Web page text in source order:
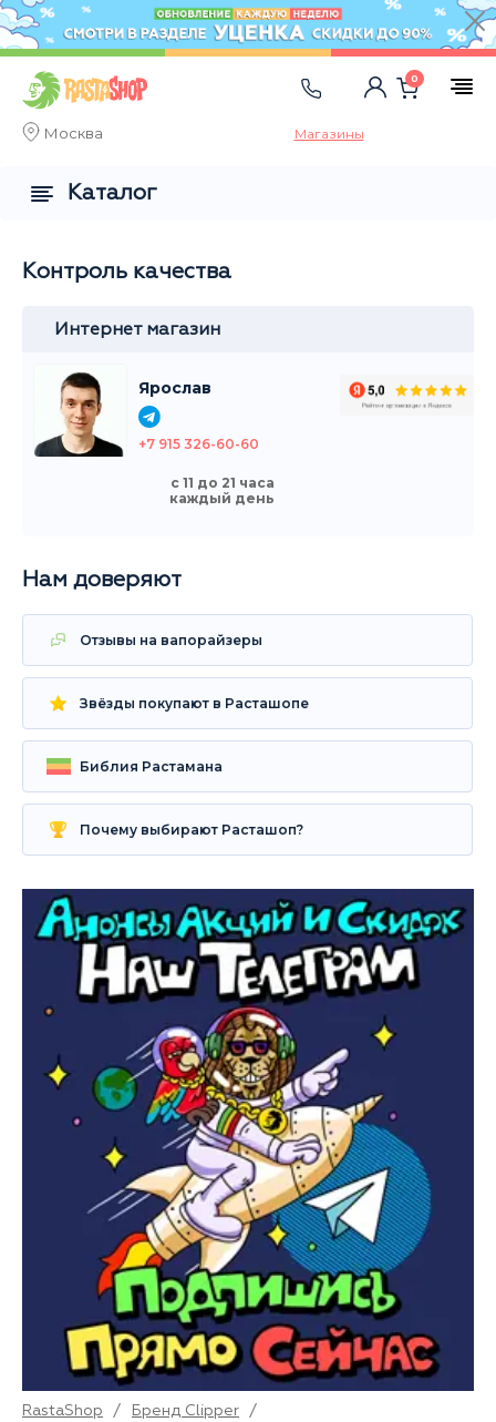
Москва Магазины
0
Контроль качества
Интернет магазин
Ярослав
+7 915 326-60-60
с 11 до 21 часа
каждый день
Нам доверяют
Отзывы на вапорайзеры
Звёзды покупают в Расташопе
Библия Растамана
Почему выбирают Расташоп?
Каталог
RastaShop / Бренд Clipper
/